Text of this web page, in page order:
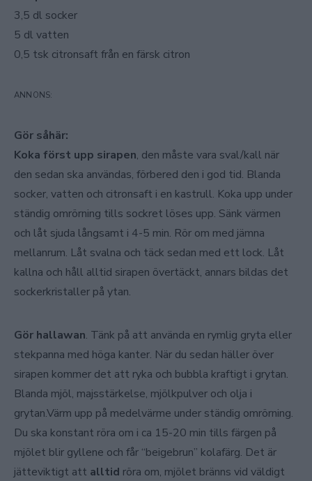
3,5 dl socker
5 dl vatten
0,5 tsk citronsaft från en färsk citron
Gör såhär:
Koka först upp sirapen, den måste vara sval/kall när
den sedan ska användas, förbered den i god tid. Blanda
socker, vatten och citronsaft i en kastrull. Koka upp under
ständig omrörning tills sockret löses upp. Sänk värmen
och låt sjuda långsamt i 4-5 min. Rör om med jämna
mellanrum. Låt svalna och täck sedan med ett lock. Låt
kallna och håll alltid sirapen övertäckt, annars bildas det
sockerkristaller på ytan.
Gör hallawan. Tänk på att använda en rymlig gryta eller
stekpanna med höga kanter. När du sedan häller över
sirapen kommer det att ryka och bubbla kraftigt i grytan.
Blanda mjöl, majsstärkelse, mjölkpulver och olja i
grytan.Värm upp på medelvärme under ständig omrörning.
Du ska konstant röra om i ca 15-20 min tills färgen på
mjölet blir gyllene och får “beigebrun” kolafärg. Det är
jätteviktigt att alltid röra om, mjölet bränns vid väldigt